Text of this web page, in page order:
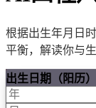
根据出生年月日
平衡，解读你与
出生日期（阳历）